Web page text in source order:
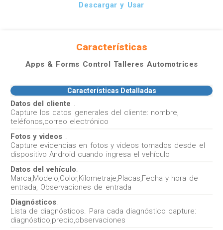
Descargar y Usar
Características
Apps & Forms Control Talleres Automotrices
Características Detalladas
Datos del cliente .
Capture los datos generales del cliente: nombre,
teléfonos,correo electrónico
Fotos y videos .
Capture evidencias en fotos y videos tomados desde el
dispositivo Android cuando ingresa el vehículo
Datos del vehículo.
Marca,Modelo,Color,Kilometraje,Placas,Fecha y hora de
entrada, Observaciones de entrada
Diagnósticos.
Lista de diagnósticos. Para cada diagnóstico capture:
diagnóstico,precio,observaciones